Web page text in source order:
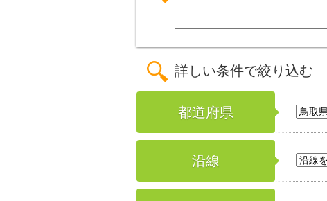
詳しい条件で絞り込む
都道府県
沿線